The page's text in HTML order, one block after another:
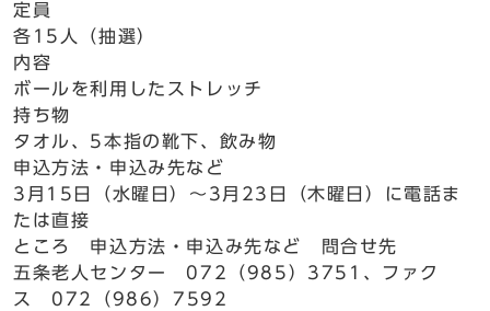
定員
各15人（抽選）
内容
ボールを利用したストレッチ
持ち物
タオル、5本指の靴下、飲み物
申込方法・申込み先など
3月15日（水曜日）～3月23日（木曜日）に電話ま
たは直接
ところ 申込方法・申込み先など 問合せ先
五条老人センター 072（985）3751、ファク
ス 072（986）7592